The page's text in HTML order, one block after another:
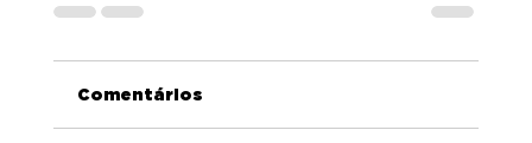
Comentários